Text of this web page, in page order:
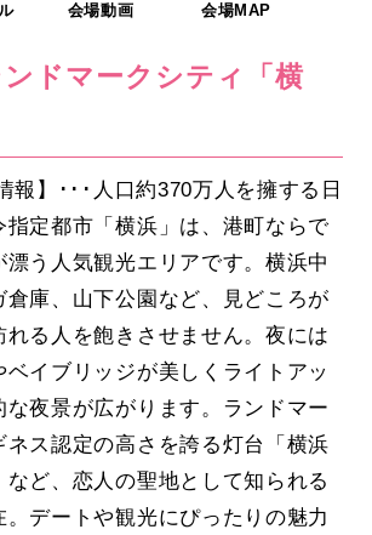
会場動画 会場MAP
ドマークシティ「横
報】･･･人口約370万人を擁する日
指定都市「横浜」は、港町ならで
漂う人気観光エリアです。横浜中
倉庫、山下公園など、見どころが
れる人を飽きさせません。夜には
イブリッジが美しくライトアッ
な夜景が広がります。ランドマー
ネス認定の高さを誇る灯台「横浜
など、恋人の聖地として知られる
。デートや観光にぴったりの魅力